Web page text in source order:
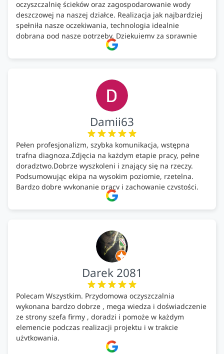
oczyszczalnię ścieków oraz zagospodarowanie wody
deszczowej na naszej działce. Realizacja jak najbardziej
spełniła nasze oczekiwania, technologia idealnie
dobrana pod nasze potrzeby. Dziękujemy za sprawnie
wykonany montaż w świetnej atmosferze! Polecam!
Damii63
Pełen profesjonalizm, szybka komunikacja, wstępna
trafna diagnoza.Zdjęcia na każdym etapie pracy, pełne
doradztwo.Dobrze wyszkoleni i znający się na rzeczy.
Podsumowując ekipa na wysokim poziomie, rzetelna.
Bardzo dobre wykonanie pracy i zachowanie czystości.
Darek 2081
Polecam Wszystkim. Przydomowa oczyszczalnia
wykonana bardzo dobrze , mega wiedza i doświadczenie
ze strony szefa firmy , doradzi i pomoże w każdym
elemencie podczas realizacji projektu i w trakcie
użytkowania.
Firma godna zaufania. Tak trzymać!